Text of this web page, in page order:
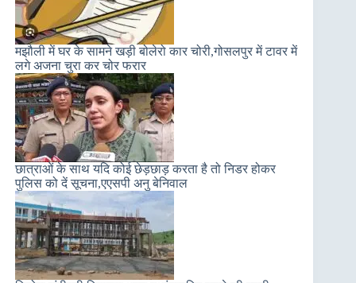
मझौली में घर के सामने खड़ी बोलेरो कार चोरी,गोसलपुर में टावर में
लगे अजना चुरा कर चोर फरार
छात्राओं के साथ यदि कोई छेड़छाड़ करता है तो निडर होकर
पुलिस को दें सूचना,एएसपी अनु बेनिवाल